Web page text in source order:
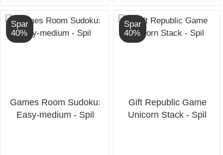
Spar
40%
Games Room Sudoku:
Easy-medium - Spil
Spar
40%
Gift Republic Game
Unicorn Stack - Spil